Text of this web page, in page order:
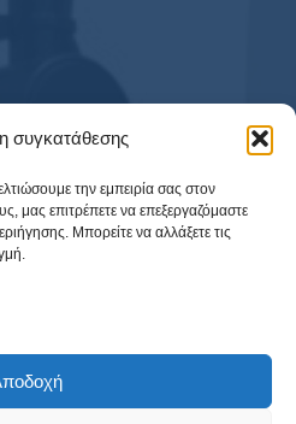
συγκατάθεσης
την εμπειρία σας στον
μας επιτρέπετε να επεξεργαζόμαστε
Μπορείτε να αλλάξετε τις